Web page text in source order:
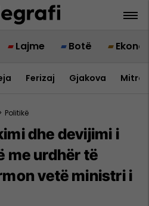
Lajme Botë
Ferizaj Gjakova
Politikë
dhe devijimi i
me urdhër të
vetë ministri i